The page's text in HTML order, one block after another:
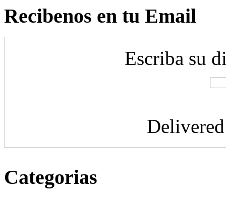
Recibenos en tu Email
Escriba su
Categorias